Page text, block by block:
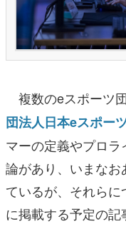
複数のeスポーツ
団法人日本eスポー
マーの定義やプロ
論があり、いまな
ているが、それら
に掲載する予定の記